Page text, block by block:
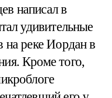
написал в
удивительные
на реке Иордан в
Кроме того,